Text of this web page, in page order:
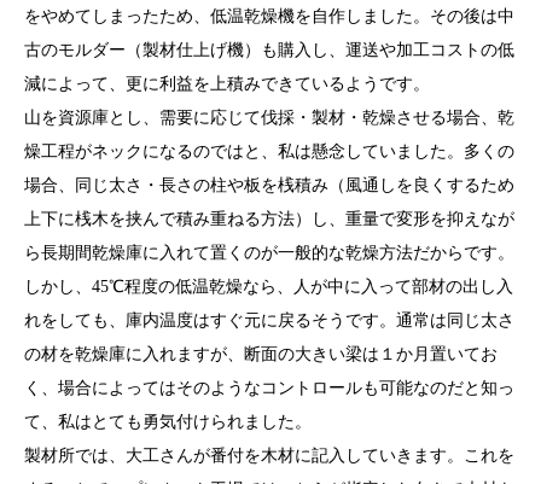
をやめてしまったため、低温乾燥機を自作しました。その後は中
古のモルダー（製材仕上げ機）も購入し、運送や加工コストの低
減によって、更に利益を上積みできているようです。
山を資源庫とし、需要に応じて伐採・製材・乾燥させる場合、乾
燥工程がネックになるのではと、私は懸念していました。多くの
場合、同じ太さ・長さの柱や板を桟積み（風通しを良くするため
上下に桟木を挟んで積み重ねる方法）し、重量で変形を抑えなが
ら長期間乾燥庫に入れて置くのが一般的な乾燥方法だからです。
しかし、45℃程度の低温乾燥なら、人が中に入って部材の出し入
れをしても、庫内温度はすぐ元に戻るそうです。通常は同じ太さ
の材を乾燥庫に入れますが、断面の大きい梁は１か月置いてお
く、場合によってはそのようなコントロールも可能なのだと知っ
て、私はとても勇気付けられました。
製材所では、大工さんが番付を木材に記入していきます。これを